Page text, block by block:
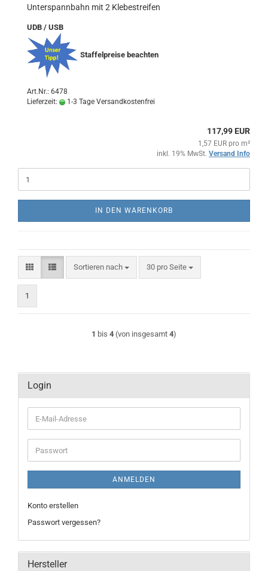
Unterspannbahn mit 2 Klebestreifen
UDB / USB
Staffelpreise beachten
Art.Nr.: 6478
Lieferzeit:
1-3 Tage Versandkostenfrei
117,99 EUR
1,57 EUR pro m²
inkl. 19% MwSt. Versand Info
IN DEN WARENKORB
Sortieren nach
Sortieren nach 30 pro Seite
pro Seite
1
1 bis 4 (von insgesamt 4)
Login
E-
Mail-
Adresse
Passwort
ANMELDEN
Konto erstellen
Passwort vergessen?
Hersteller